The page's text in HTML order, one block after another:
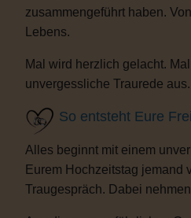
zusammengeführt haben.
Lebens.
Mal wird herzlich gelacht.
unvergessliche Traurede aus.
So entsteht Eure
Alles beginnt mit einem
Eurem Hochzeitstag jemand
Traugespräch. Dabei